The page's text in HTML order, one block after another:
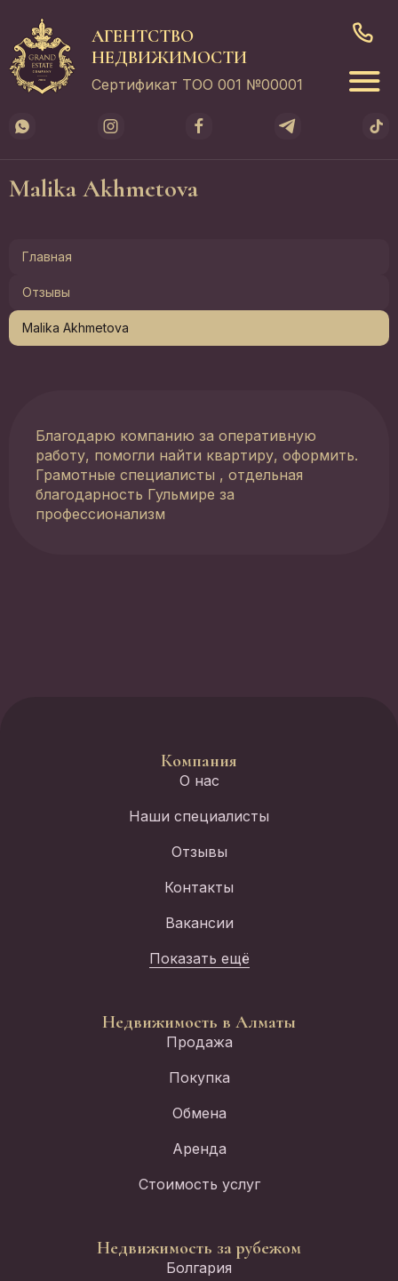
АГЕНТСТВО
НЕДВИЖИМОСТИ
Сертификат ТОО 001 №00001
Malika Akhmetova
Главная
Отзывы
Malika Akhmetova
Благодарю компанию за оперативную
работу, помогли найти квартиру, оформить.
Грамотные специалисты , отдельная
благодарность Гульмире за
профессионализм
Компания
О нас
Наши специалисты
Отзывы
Контакты
Вакансии
Показать ещё
Недвижимость в Алматы
Продажа
Покупка
Обмена
Аренда
Стоимость услуг
Недвижимость за рубежом
Болгария